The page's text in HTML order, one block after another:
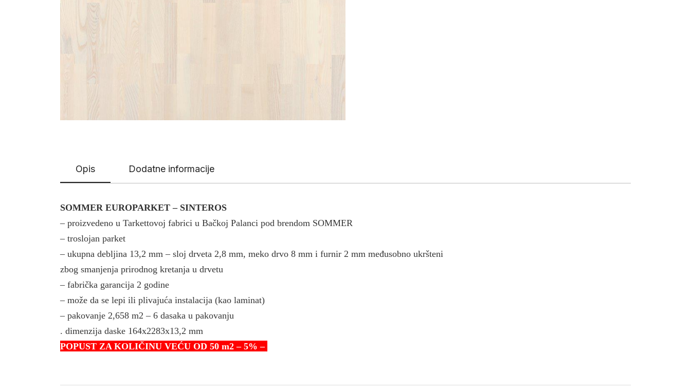
Opis Dodatne informacije
SOMMER EUROPARKET – SINTEROS
– proizvedeno u Tarkettovoj fabrici u Bačkoj Palanci pod brendom SOMMER
– troslojan parket
– ukupna debljina 13,2 mm – sloj drveta 2,8 mm, meko drvo 8 mm i furnir 2 mm međusobno ukršteni
zbog smanjenja prirodnog kretanja u drvetu
– fabrička garancija 2 godine
– može da se lepi ili plivajuća instalacija (kao laminat)
– pakovanje 2,658 m2 – 6 dasaka u pakovanju
. dimenzija daske 164x2283x13,2 mm
POPUST ZA KOLIČINU VEĆU OD 50 m2 – 5% –